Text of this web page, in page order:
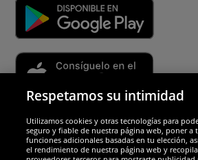
Socios y seguridad
Respetamos su intimidad
Utilizamos cookies y otras tecnologías para
seguro y fiable de nuestra página web, poner a
funciones adicionales basadas en tu elección,
el rendimiento de nuestra página web y